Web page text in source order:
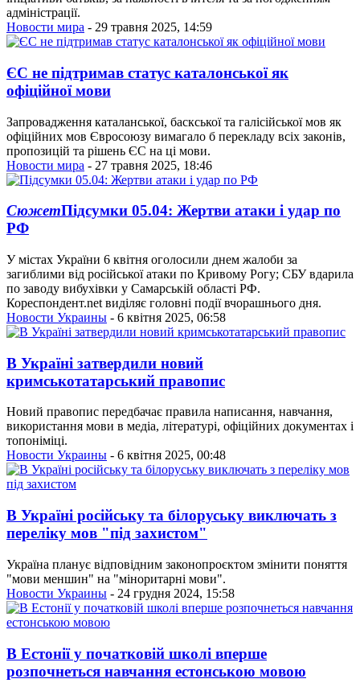
адміністрації.
Новости мира - 29 травня 2025, 14:59
ЄС не підтримав статус каталонської як
офіційної мови
Запровадження каталанської, баскської та галісійської мов як
офіційних мов Євросоюзу вимагало б перекладу всіх законів,
пропозицій та рішень ЄС на ці мови.
Новости мира - 27 травня 2025, 18:46
СюжетПідсумки 05.04: Жертви атаки і удар по
РФ
У містах України 6 квітня оголосили днем жалоби за
загиблими від російської атаки по Кривому Рогу; СБУ вдарила
по заводу вибухівки у Самарській області РФ.
Кореспондент.net виділяє головні події вчорашнього дня.
Новости Украины - 6 квітня 2025, 06:58
В Україні затвердили новий
кримськотатарський правопис
Новий правопис передбачає правила написання, навчання,
використання мови в медіа, літературі, офіційних документах і
топоніміці.
Новости Украины - 6 квітня 2025, 00:48
В Україні російську та білоруську виключать з
переліку мов "під захистом"
Україна планує відповідним законопроєктом змінити поняття
"мови меншин" на "міноритарні мови".
Новости Украины - 24 грудня 2024, 15:58
В Естонії у початковій школі вперше
розпочнеться навчання естонською мовою